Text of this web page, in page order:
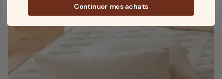
Continuer mes achats